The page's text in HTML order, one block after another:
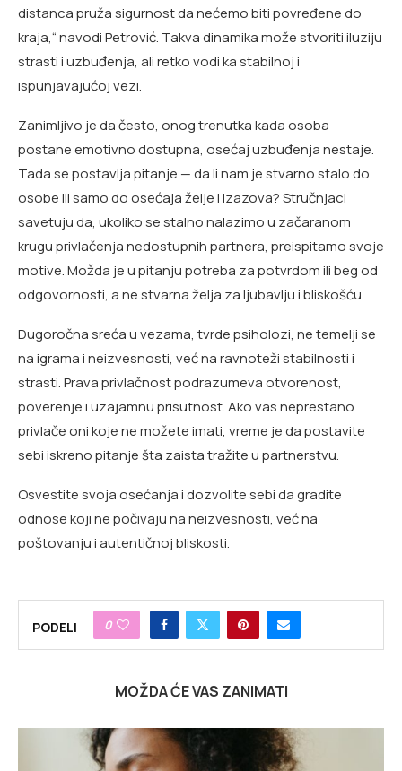
distanca pruža sigurnost da nećemo biti povređene do
kraja,“ navodi Petrović. Takva dinamika može stvoriti iluziju
strasti i uzbuđenja, ali retko vodi ka stabilnoj i
ispunjavajućoj vezi.
Zanimljivo je da često, onog trenutka kada osoba
postane emotivno dostupna, osećaj uzbuđenja nestaje.
Tada se postavlja pitanje — da li nam je stvarno stalo do
osobe ili samo do osećaja želje i izazova? Stručnjaci
savetuju da, ukoliko se stalno nalazimo u začaranom
krugu privlačenja nedostupnih partnera, preispitamo svoje
motive. Možda je u pitanju potreba za potvrdom ili beg od
odgovornosti, a ne stvarna želja za ljubavlju i bliskošću.
Dugoročna sreća u vezama, tvrde psiholozi, ne temelji se
na igrama i neizvesnosti, već na ravnoteži stabilnosti i
strasti. Prava privlačnost podrazumeva otvorenost,
poverenje i uzajamnu prisutnost. Ako vas neprestano
privlače oni koje ne možete imati, vreme je da postavite
sebi iskreno pitanje šta zaista tražite u partnerstvu.
Osvestite svoja osećanja i dozvolite sebi da gradite
odnose koji ne počivaju na neizvesnosti, već na
poštovanju i autentičnoj bliskosti.
PODELI 0
MOŽDA ĆE VAS ZANIMATI